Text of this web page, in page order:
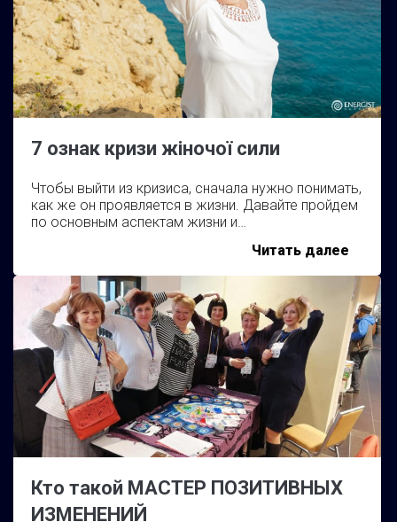
7 ознак кризи жіночої сили
Чтобы выйти из кризиса, сначала нужно понимать,
как же он проявляется в жизни. Давайте пройдем
по основным аспектам жизни и…
Читать далее7
ознак
кризи
сили
Кто такой МАСТЕР ПОЗИТИВНЫХ
ИЗМЕНЕНИЙ